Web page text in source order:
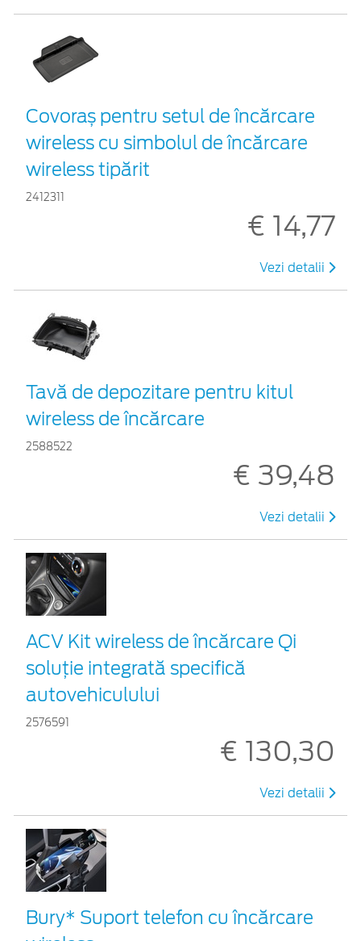
Covoraș pentru setul de încărcare
wireless cu simbolul de încărcare
wireless tipărit
2412311
€ 14,77
Vezi detalii
Tavă de depozitare pentru kitul
wireless de încărcare
2588522
€ 39,48
Vezi detalii
ACV Kit wireless de încărcare Qi
soluție integrată specifică
autovehiculului
2576591
€ 130,30
Vezi detalii
Bury* Suport telefon cu încărcare